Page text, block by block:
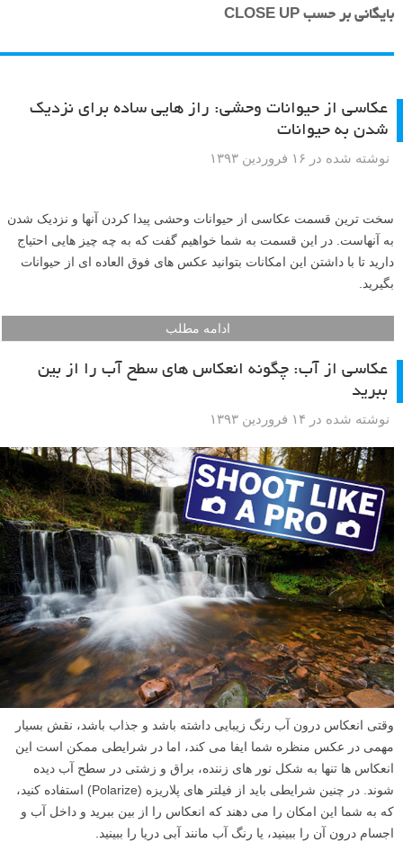
بایگانی بر حسب CLOSE UP
عکاسی از حیوانات وحشی: راز هایی ساده برای نزدیک
شدن به حیوانات
نوشته شده در ۱۶ فروردین ۱۳۹۳
سخت ترین قسمت عکاسی از حیوانات وحشی پیدا کردن آنها و نزدیک شدن
به آنهاست. در این قسمت به شما خواهیم گفت که به چه چیز هایی احتیاج
دارید تا با داشتن این امکانات بتوانید عکس های فوق العاده ای از حیوانات
بگیرید.
ادامه مطلب
عکاسی از آب: چگونه انعکاس های سطح آب را از بین
ببرید
نوشته شده در ۱۴ فروردین ۱۳۹۳
وقتی انعکاس درون آب رنگ زیبایی داشته باشد و جذاب باشد، نقش بسیار
مهمی در عکس منظره شما ایفا می کند، اما در شرایطی ممکن است این
انعکاس ها تنها به شکل نور های زننده، براق و زشتی در سطح آب دیده
شوند. در چنین شرایطی باید از فیلتر های پلاریزه (Polarize) استفاده کنید،
که به شما این امکان را می دهند که انعکاس را از بین ببرید و داخل آب و
اجسام درون آن را ببینید، یا رنگ آب مانند آبی دریا را ببینید.